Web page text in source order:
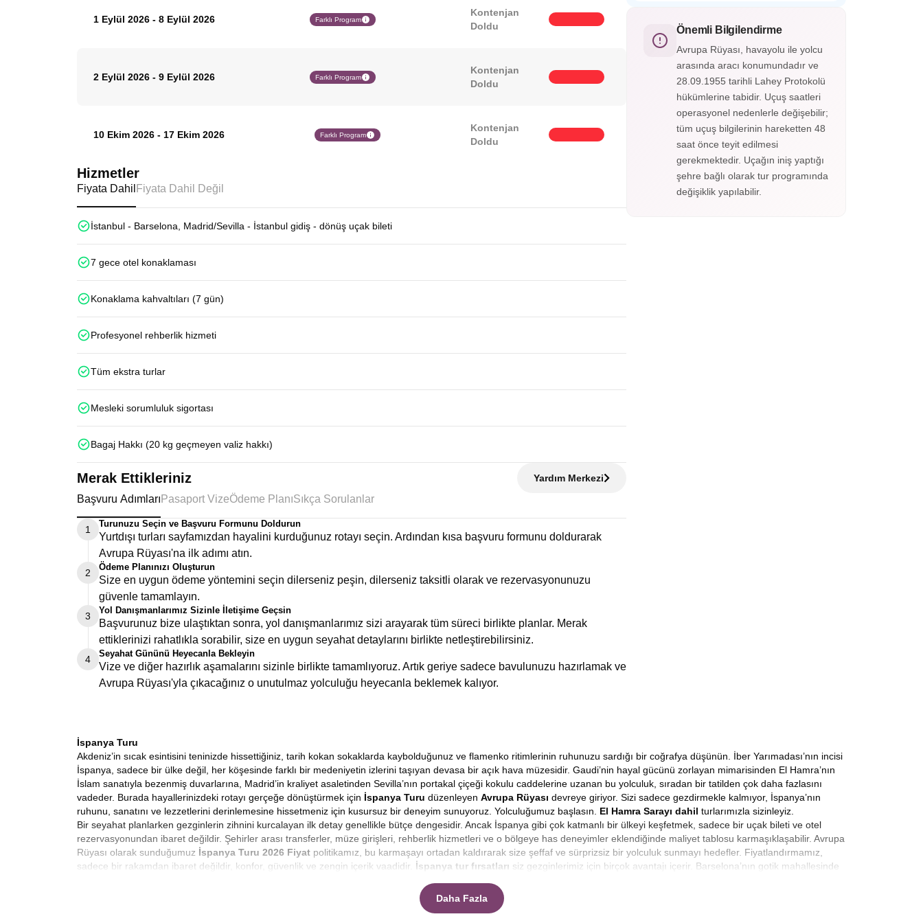
1 Eylül 2026 - 8 Eylül 2026 Farklı Program
Kontenjan
Doldu
2 Eylül 2026 - 9 Eylül 2026 Farklı Program
Kontenjan
Doldu
10 Ekim 2026 - 17 Ekim 2026 Farklı Program
Kontenjan
Doldu
Hizmetler
Fiyata Dahil Fiyata Dahil Değil
İstanbul - Barselona, Madrid/Sevilla - İstanbul gidiş - dönüş uçak bileti
7 gece otel konaklaması
Konaklama kahvaltıları (7 gün)
Profesyonel rehberlik hizmeti
Tüm ekstra turlar
Mesleki sorumluluk sigortası
Bagaj Hakkı (20 kg geçmeyen valiz hakkı)
Merak Ettikleriniz Yardım Merkezi
Başvuru Adımları Pasaport VizeÖdeme Planı Sıkça Sorulanlar
1
Turunuzu Seçin ve Başvuru Formunu Doldurun
Yurtdışı turları sayfamızdan hayalini kurduğunuz rotayı seçin. Ardından kısa başvuru formunu doldurarak
Avrupa Rüyası'na ilk adımı atın.
2
Ödeme Planınızı Oluşturun
Size en uygun ödeme yöntemini seçin dilerseniz peşin, dilerseniz taksitli olarak ve rezervasyonunuzu
güvenle tamamlayın.
3
Yol Danışmanlarımız Sizinle İletişime Geçsin
Başvurunuz bize ulaştıktan sonra, yol danışmanlarımız sizi arayarak tüm süreci birlikte planlar. Merak
ettiklerinizi rahatlıkla sorabilir, size en uygun seyahat detaylarını birlikte netleştirebilirsiniz.
4
Seyahat Gününü Heyecanla Bekleyin
Vize ve diğer hazırlık aşamalarını sizinle birlikte tamamlıyoruz. Artık geriye sadece bavulunuzu hazırlamak ve
Avrupa Rüyası'yla çıkacağınız o unutulmaz yolculuğu heyecanla beklemek kalıyor.
manzaralarıyla adeta bir açık hava
müzesidir.
Mağribi mirasıdır. Her taşında tarih, her
köşesinde zarafet gizlidir; El Hamra,
zamanda yolculuğun en büyüleyici
duraklarından biridir.
Önemli Bilgilendirme
Avrupa Rüyası, havayolu ile yolcu
arasında aracı konumundadır ve
28.09.1955 tarihli Lahey Protokolü
hükümlerine tabidir. Uçuş saatleri
operasyonel nedenlerle değişebilir;
tüm uçuş bilgilerinin hareketten 48
saat önce teyit edilmesi
gerekmektedir. Uçağın iniş yaptığı
şehre bağlı olarak tur programında
değişiklik yapılabilir.
İspanya Turu
Akdeniz’in sıcak esintisini teninizde hissettiğiniz, tarih kokan sokaklarda kaybolduğunuz ve flamenko ritimlerinin ruhunuzu sardığı bir coğrafya düşünün. İber Yarımadası’nın incisi
İspanya, sadece bir ülke değil, her köşesinde farklı bir medeniyetin izlerini taşıyan devasa bir açık hava müzesidir. Gaudi’nin hayal gücünü zorlayan mimarisinden El Hamra’nın
İslam sanatıyla bezenmiş duvarlarına, Madrid’in kraliyet asaletinden Sevilla’nın portakal çiçeği kokulu caddelerine uzanan bu yolculuk, sıradan bir tatilden çok daha fazlasını
vadeder. Burada hayallerinizdeki rotayı gerçeğe dönüştürmek için İspanya Turu düzenleyen Avrupa Rüyası devreye giriyor. Sizi sadece gezdirmekle kalmıyor, İspanya’nın
ruhunu, sanatını ve lezzetlerini derinlemesine hissetmeniz için kusursuz bir deneyim sunuyoruz. Yolculuğumuz başlasın. El Hamra Sarayı dahil turlarımızla sizinleyiz.
Bir seyahat planlarken gezginlerin zihnini kurcalayan ilk detay genellikle bütçe dengesidir. Ancak İspanya gibi çok katmanlı bir ülkeyi keşfetmek, sadece bir uçak bileti ve otel
rezervasyonundan ibaret değildir. Şehirler arası transferler, müze girişleri, rehberlik hizmetleri ve o bölgeye has deneyimler eklendiğinde maliyet tablosu karmaşıklaşabilir. Avrupa
Rüyası olarak sunduğumuz İspanya Turu 2026 Fiyat politikamız, bu karmaşayı ortadan kaldırarak size şeffaf ve sürprizsiz bir yolculuk sunmayı hedefler. Fiyatlandırmamız,
sadece bir rakamdan ibaret değildir, konfor, güvenlik ve zengin içerik vaadidir. İspanya tur fırsatları siz gezginlerimiz için birçok avantajı içerir. Barselona’nın gotik mahallesinde
Daha Fazla